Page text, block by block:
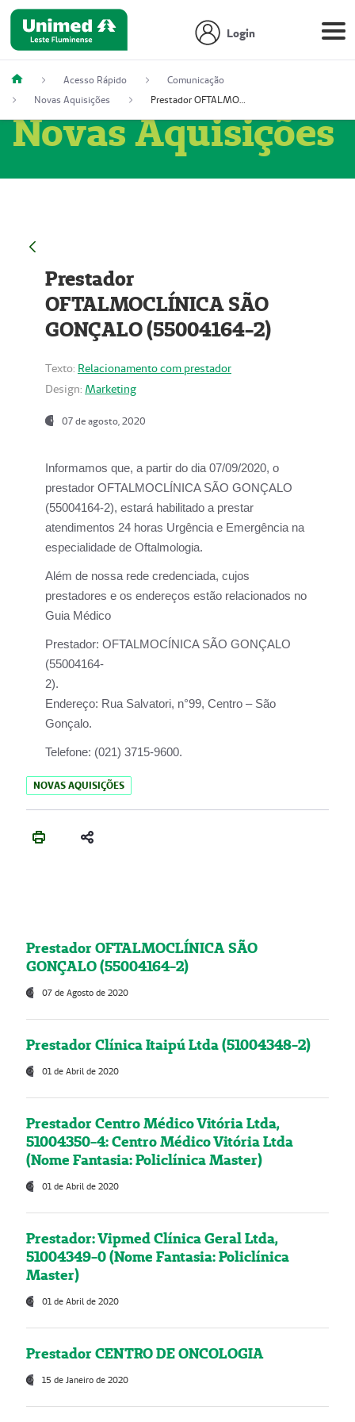
Login
Acesso Rápido
Comunicação
Novas Aquisições
Prestador OFTALMOCLÍNICA SÃO GONÇALO (55004164-2)
Novas Aquisições
Prestador
OFTALMOCLÍNICA SÃO
GONÇALO (55004164-2)
Texto: Relacionamento com prestador
Design: Marketing
07 de agosto, 2020
Informamos que, a partir do dia 07/09/2020, o
prestador OFTALMOCLÍNICA SÃO GONÇALO
(55004164-2), estará habilitado a prestar
atendimentos 24 horas Urgência e Emergência na
especialidade de Oftalmologia.
Além de nossa rede credenciada, cujos
prestadores e os endereços estão relacionados no
Guia Médico
Prestador: OFTALMOCÍNICA SÃO GONÇALO
(55004164-
2).
Endereço: Rua Salvatori, n°99, Centro – São
Gonçalo.
Telefone: (021) 3715-9600.
NOVAS AQUISIÇÕES
Prestador OFTALMOCLÍNICA SÃO
GONÇALO (55004164-2)
07 de Agosto de 2020
Prestador Clínica Itaipú Ltda (51004348-2)
01 de Abril de 2020
Prestador Centro Médico Vitória Ltda,
51004350-4: Centro Médico Vitória Ltda
(Nome Fantasia: Policlínica Master)
01 de Abril de 2020
Prestador: Vipmed Clínica Geral Ltda,
51004349-0 (Nome Fantasia: Policlínica
Master)
01 de Abril de 2020
Prestador CENTRO DE ONCOLOGIA
15 de Janeiro de 2020